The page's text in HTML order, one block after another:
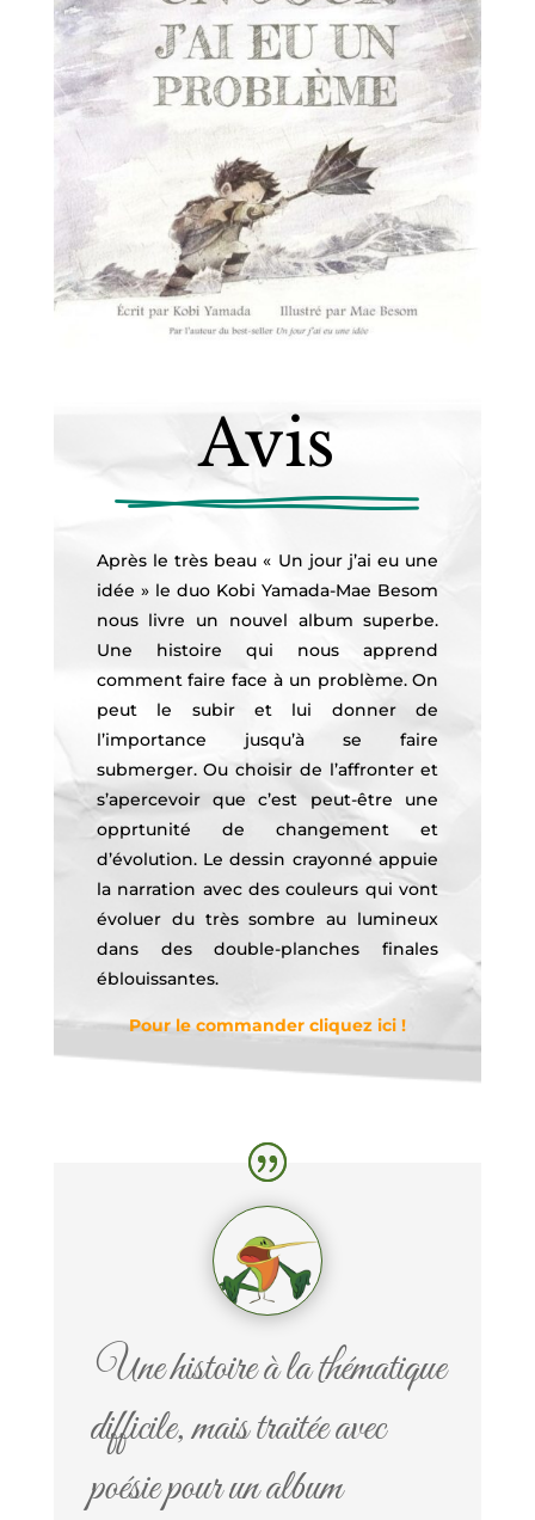
Avis
Après le très beau « Un jour j’ai eu une
idée » le duo Kobi Yamada-Mae Besom
nous livre un nouvel album superbe.
Une histoire qui nous apprend
comment faire face à un problème. On
peut le subir et lui donner de
l’importance jusqu’à se faire
submerger. Ou choisir de l’affronter et
s’apercevoir que c’est peut-être une
opprtunité de changement et
d’évolution. Le dessin crayonné appuie
la narration avec des couleurs qui vont
évoluer du très sombre au lumineux
dans des double-planches finales
éblouissantes.
Pour le commander cliquez ici !
Une histoire à la thématique
difficile, mais traitée avec
poésie pour un album